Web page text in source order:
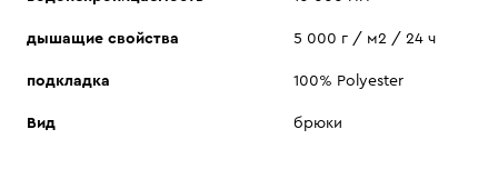
дышащие свойства 5 000 г / м2 / 24 ч
подкладка 100% Polyester
Вид брюки